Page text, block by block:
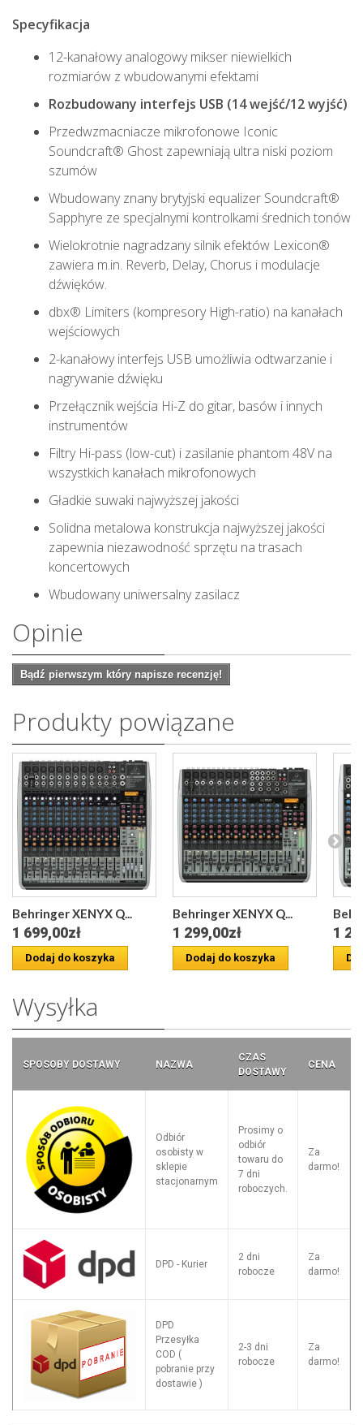
Specyfikacja
12-kanałowy analogowy mikser niewielkich
rozmiarów z wbudowanymi efektami
Rozbudowany interfejs USB (14 wejść/12 wyjść)
Przedwzmacniacze mikrofonowe Iconic
Soundcraft® Ghost zapewniają ultra niski poziom
szumów
Wbudowany znany brytyjski equalizer Soundcraft®
Sapphyre ze specjalnymi kontrolkami średnich tonów
Wielokrotnie nagradzany silnik efektów Lexicon®
zawiera m.in. Reverb, Delay, Chorus i modulacje
dźwięków.
dbx® Limiters (kompresory High-ratio) na kanałach
wejściowych
2-kanałowy interfejs USB umożliwia odtwarzanie i
nagrywanie dźwięku
Przełącznikwejścia Hi-Z do gitar, basów i innych
instrumentów
Filtry Hi-pass (low-cut) i zasilanie phantom 48V na
wszystkich kanałach mikrofonowych
Gładkie suwaki najwyższej jakości
Solidna metalowa konstrukcja najwyższej jakości
zapewnia niezawodność sprzętu na trasach
koncertowych
Wbudowany uniwersalny zasilacz
Opinie
Bądź pierwszym który napisze recenzję!
Produkty powiązane
Behringer XENYX Q...
1 699,00zł
Dodaj do koszyka
Behringer XENYX Q...
1 299,00zł
Dodaj do koszyka
1
Wysyłka
SPOSOBY DOSTAWY NAZWA
CZAS
DOSTAWY
CENA
Odbiór
osobisty w
sklepie
stacjonarnym
Prosimy o
odbiór
towaru do
7 dni
roboczych.
Za
darmo!
DPD - Kurier
2 dni
robocze
Za
darmo!
DPD
Przesyłka
COD (
pobranie przy
dostawie )
2-3 dni
robocze
Za
darmo!